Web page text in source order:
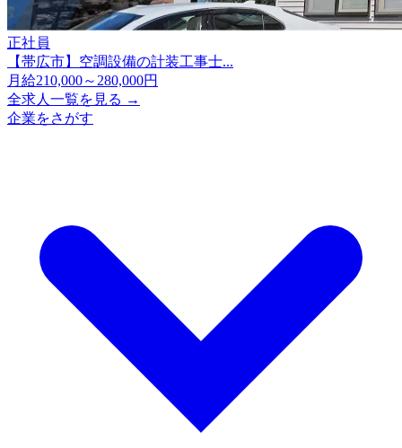
正社員
【帯広市】空調設備の計装工事士...
月給210,000～280,000円
全求人一覧を見る →
企業をさがす